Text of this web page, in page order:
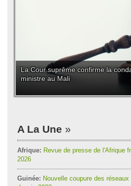
La Cour suprême confirme la
ministre au Mali
A La Une
Afrique: Revue de presse de l'Afrique
2026
Guinée: Nouvelle coupure des